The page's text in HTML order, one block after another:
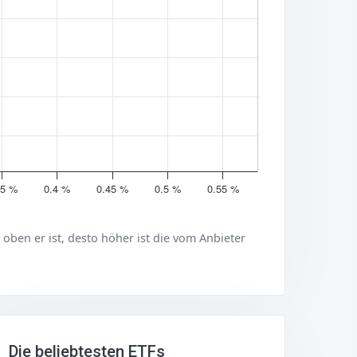
% 0.4 % 0.45 % 0.5 % 0.55 %
oben er ist, desto höher ist die vom Anbieter
Die beliebtesten ETFs